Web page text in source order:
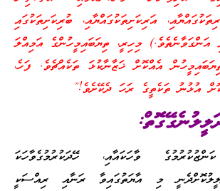
އަރިކަށިތަކުގައްޔާއި، ބުރިކަށިތަކުގައި
މިހިރީ، ތިޔަބައިމީހުންގެ އަމިއްލަ
އެއްކޮށް ޚަޒާނާކުޅަ ތަކެއްޗެވެ. ފަހެ،
އުޅުނު ތަކެތީގެ ރަހަ ދެކޭށެވެ!”
ވާހަކައާއި، ހޭދަކުރުމުގެވާހަކަ
މި އާޔަތުގައިވާ ރަނާއި ރިއްސަކީ